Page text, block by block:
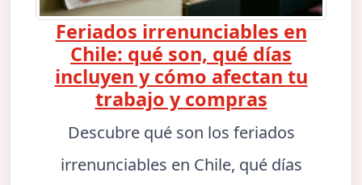
Feriados irrenunciables en
Chile: qué son, qué días
incluyen y cómo afectan tu
trabajo y compras
Descubre qué son los feriados
irrenunciables en Chile, qué días